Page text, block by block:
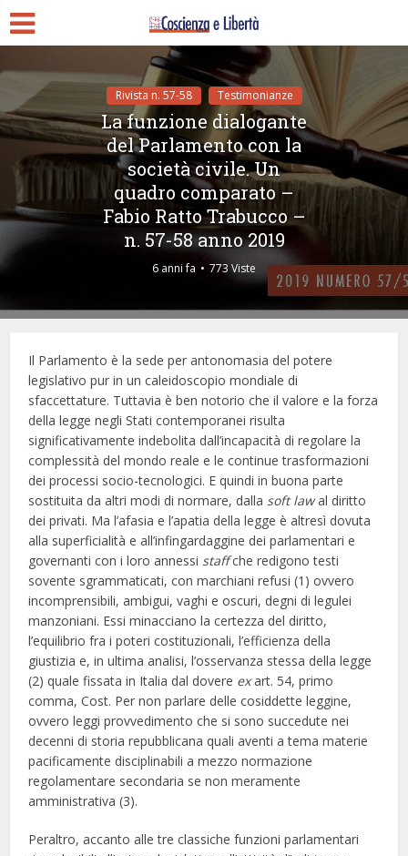
Rivista n. 57-58 Testimonianze
La funzione dialogante
del Parlamento con la
società civile. Un
quadro comparato –
Fabio Ratto Trabucco –
n. 57-58 anno 2019
6 anni fa 773 Viste
Il Parlamento è la sede per antonomasia del potere
legislativo pur in un caleidoscopio mondiale di
sfaccettature. Tuttavia è ben notorio che il valore e la forza
della legge negli Stati contemporanei risulta
significativamente indebolita dall’incapacità di regolare la
complessità del mondo reale e le continue trasformazioni
dei processi socio-tecnologici. E quindi in buona parte
sostituita da altri modi di normare, dalla soft lawal diritto
dei privati. Ma l’afasia e l’apatia della legge è altresì dovuta
alla superficialità e all’infingardaggine dei parlamentari e
governanti con i loro annessi staffche redigono testi
sovente sgrammaticati, con marchiani refusi (1) ovvero
incomprensibili, ambigui, vaghi e oscuri, degni di legulei
manzoniani. Essi minacciano la certezza del diritto,
l’equilibrio fra i poteri costituzionali, l’efficienza della
giustizia e, in ultima analisi, l’osservanza stessa della legge
(2) quale fissata in Italia dal dovere exart. 54, primo
comma, Cost. Per non parlare delle cosiddette leggine,
ovvero leggi provvedimento che si sono succedute nei
decenni di storia repubblicana quali aventi a tema materie
pacificamente disciplinabili a mezzo normazione
regolamentare secondaria se non meramente
amministrativa (3).
Peraltro, accanto alle tre classiche funzioni parlamentari